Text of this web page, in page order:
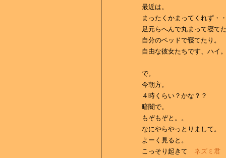
最近は。
まったくかまってくれず・
足元らへんで丸まって寝て
自分のベッドで寝てたり。
自由な彼女たちです、ハイ
で。
今朝方。
４時くらい？かな？？
暗闇で。
もぞもぞと。。
なにやらやっとりまして。
よーく見ると。
こっそり起きて ネズミ君